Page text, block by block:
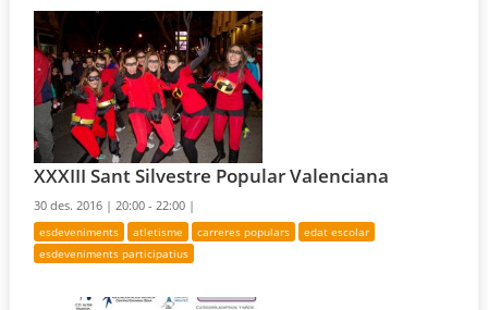
XXXIII Sant Silvestre Popular Valenciana
30 des. 2016 | 20:00 - 22:00 |
esdeveniments atletisme carreres populars
edat escolar
esdeveniments participatius